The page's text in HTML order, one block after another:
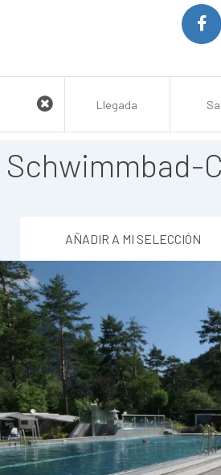
Schwimmbad-
AÑADIR A MI SELECCIÓN